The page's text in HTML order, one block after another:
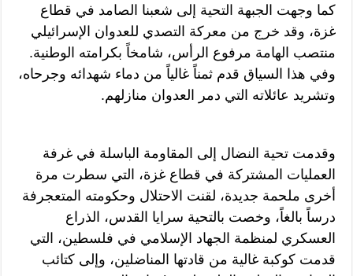
كما وجهت الجبهة التحية إلى شعبنا الصامد في قطاع
غزة، وقد خرج من معركة التصدي للعدوان الإسرائيلي
منتصب الهامة مرفوع الرأس، شامخاً بكرامته الوطنية.
وفي هذا السياق قدم ثمناً غالياً من دماء شهدائه وجرحاه،
وتشريد عائلاته التي دمر العدوان منازلهم.
وقدمت تحية النضال إلى المقاومة الباسلة في غرفة
العمليات المشتركة في قطاع غزة، التي سطرت مرة
أخرى ملحمة جديدة، لقنت الاحتلال وحكومته المتعجرفة
درساً بالغاً، وخصت بالتحية سرايا القدس، الذراع
العسكري لمنظمة الجهاد الإسلامي في فلسطين، التي
قدمت كوكبة غالية من قادتها المناضلين، وإلى كتائب